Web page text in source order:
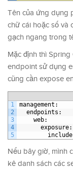
Tên của ứng dụng
chữ cái hoặc số và
gạch ngang trong
Mặc định thì
endpoint sử dụng
cũng cần expose
1
2
3
4
5
management :
endpoints :
web:
exposure:
include
Nếu bây giờ, mình
kê danh sách các